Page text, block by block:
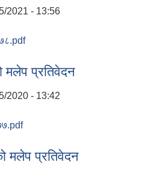
2021 - 13:56
प्रतिवेदन
2020 - 13:42
प्रतिवेदन